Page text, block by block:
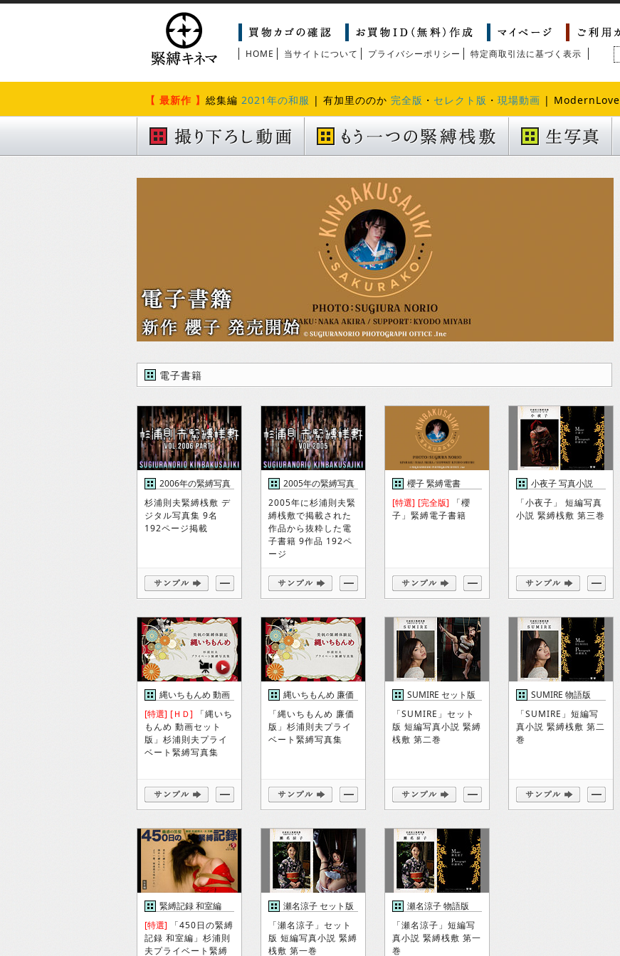
HOME 当サイトについて プライバシーポリシー 特定商取引法に基づく表示
【 最新作 】 総集編 2021年の和服 | 有加里ののか 完全版 ・ セレクト版 ・ 現場動画 | ModernLove
電子書籍
2006年の緊縛写真
集1
杉浦則夫緊縛桟敷 デ
ジタル写真集 9名
192ページ掲載
2005年の緊縛写真
2005年に杉浦則夫緊
縛桟敷で掲載された
作品から抜粋した電
子書籍 9作品 192ペ
ージ
櫻子 緊縛電書
[特選] [完全版] 「櫻
子」緊縛電子書籍
小夜子 写真小説
「小夜子」 短編写真
小説 緊縛桟敷 第三巻
縄いちもんめ 動画
セット版
[特選] [ＨＤ] 「縄いち
もんめ 動画セット
版」杉浦則夫プライ
ベート緊縛写真集
縄いちもんめ 廉価
版
「縄いちもんめ 廉価
版」杉浦則夫プライ
ベート緊縛写真集
SUMIRE セット版
「SUMIRE」セット
版 短編写真小説 緊縛
桟敷 第二巻
SUMIRE 物語版
「SUMIRE」短編写
真小説 緊縛桟敷 第二
巻
緊縛記録 和室編
[特選] 「450日の緊縛
記録 和室編」杉浦則
夫プライベート緊縛
瀬名涼子 セット版
「瀬名涼子」セット
版 短編写真小説 緊縛
桟敷 第一巻
瀬名涼子 物語版
「瀬名涼子」短編写
真小説 緊縛桟敷 第一
巻